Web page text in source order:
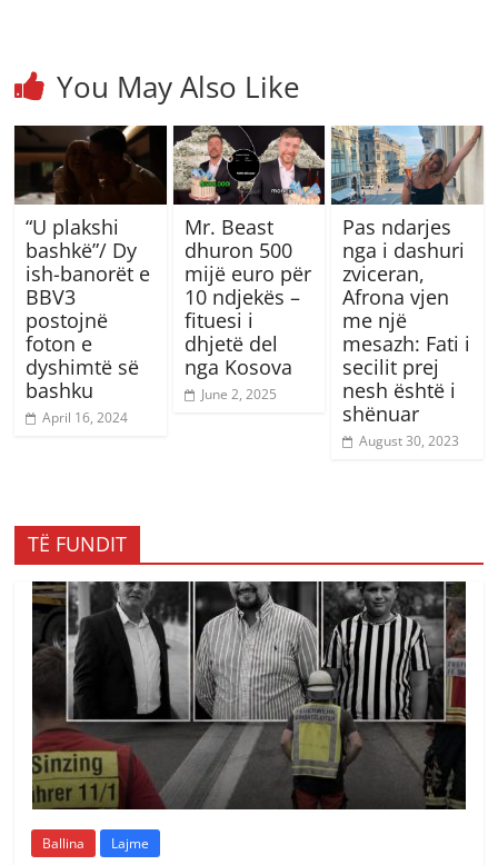
You May Also Like
“U plakshi
bashkë”/ Dy
ish-banorët e
BBV3
postojnë
foton e
dyshimtë së
bashku
April 16, 2024
Mr. Beast
dhuron 500
mijë euro për
10 ndjekës –
fituesi i
dhjetë del
nga Kosova
June 2, 2025
Pas ndarjes
nga i dashuri
zviceran,
Afrona vjen
me një
mesazh: Fati i
secilit prej
nesh është i
shënuar
August 30, 2023
TË FUNDIT
Ballina Lajme